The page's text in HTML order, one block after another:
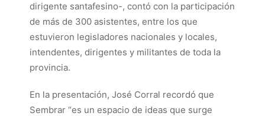
dirigente santafesino-, contó con la participación
de más de 300 asistentes, entre los que
estuvieron legisladores nacionales y locales,
intendentes, dirigentes y militantes de toda la
provincia.
En la presentación, José Corral recordó que
Sembrar “es un espacio de ideas que surge